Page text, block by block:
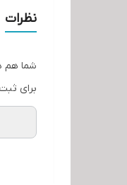
نظرات
شما هم
برای